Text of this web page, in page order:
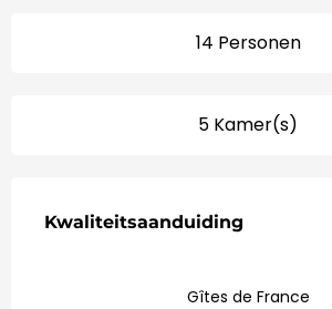
14 Personen
5 Kamer(s)
Kwaliteitsaanduiding
Kwaliteitsaanduiding
Gîtes de France